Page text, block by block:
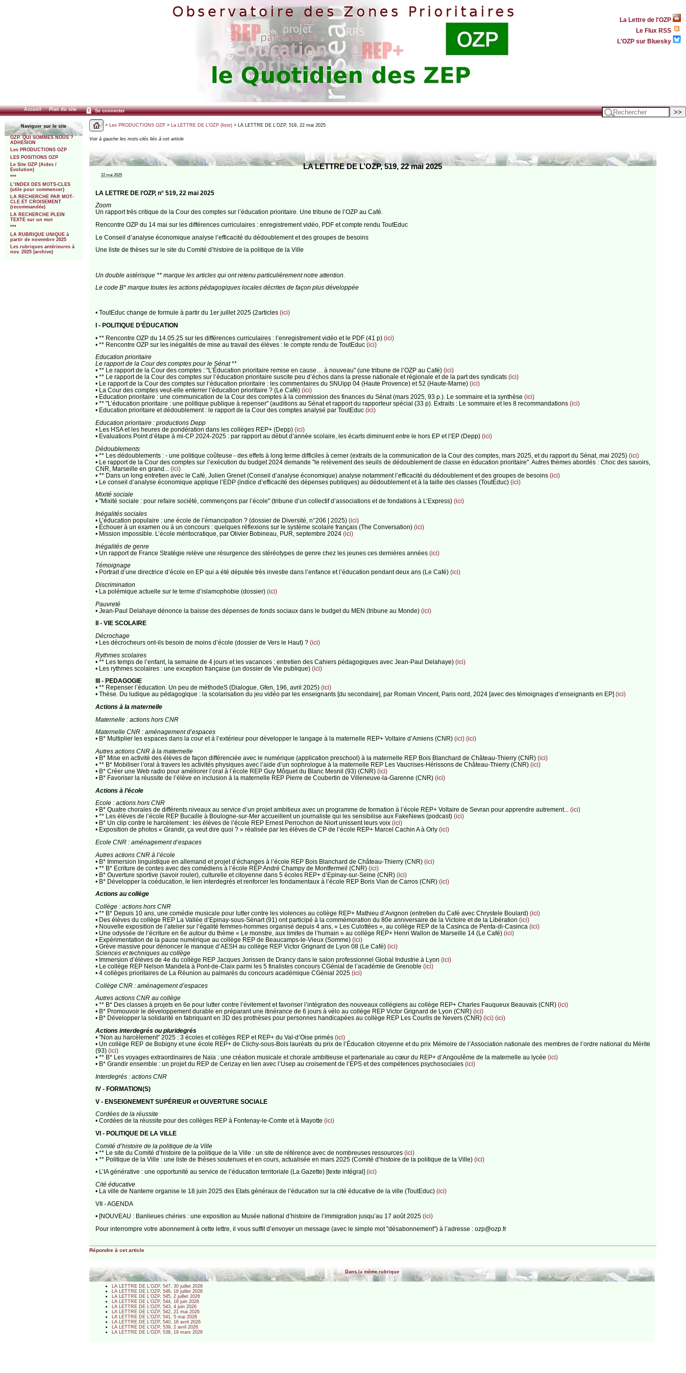
La Lettre de l'OZP
Le Flux RSS
L'OZP sur Bluesky
Accueil Plan du site Se connecter
Naviguer sur le site
OZP. QUI SOMMES NOUS ?
ADHESION
Les PRODUCTIONS OZP
LES POSITIONS OZP
Le Site OZP (Aides /
Evolution)
***
L’INDEX DES MOTS-CLES
(utile pour commencer)
LA RECHERCHE PAR MOT-
CLE ET CROISEMENT
(recommandée)
LA RECHERCHE PLEIN
TEXTE sur un mot
***
LA RUBRIQUE UNIQUE à
partir de novembre 2025
Les rubriques antérieures à
nov. 2025 (archive)
> Les PRODUCTIONS OZP> La LETTRE DE L’OZP (liste)> LA LETTRE DE L’OZP, 519, 22 mai 2025
Voir à gauche les mots-clés liés à cet article
LA LETTRE DE L’OZP, 519, 22 mai 2025
22 mai 2025
LA LETTRE DE l’OZP, n° 519, 22 mai 2025
Zoom
Un rapport très critique de la Cour des comptes sur l’éducation prioritaire. Une tribune de l’OZP au Café.
Rencontre OZP du 14 mai sur les différences curriculaires : enregistrement vidéo, PDF et compte rendu ToutEduc
Le Conseil d’analyse économique analyse l’efficacité du dédoublement et des groupes de besoins
Une liste de thèses sur le site du Comité d’histoire de la politique de la Ville
Un double astérisque ** marque les articles qui ont retenu particulièrement notre attention.
Le code B* marque toutes les actions pédagogiques locales décrites de façon plus développée
• ToutEduc change de formule à partir du 1er juillet 2025 (2articles (ici)
I - POLITIQUE D’ÉDUCATION
• ** Rencontre OZP du 14.05.25 sur les différences curriculaires : l’enregistrement vidéo et le PDF (41 p) (ici)
• ** Rencontre OZP sur les inégalités de mise au travail des élèves : le compte rendu de ToutEduc (ici)
Education prioritaire
Le rapport de la Cour des comptes pour le Sénat**
• ** Le rapport de la Cour des comptes : "L’Éducation prioritaire remise en cause… à nouveau" (une tribune de l’OZP au Café) (ici)
• ** Le rapport de la Cour des comptes sur l’éducation prioritaire suscite peu d’échos dans la presse nationale et régionale et de la part des syndicats (ici)
• Le rapport de la Cour des comptes sur l’éducation prioritaire : les commentaires du SNUipp 04 (Haute Provence) et 52 (Haute-Marne) (ici)
• La Cour des comptes veut-elle enterrer l’éducation prioritaire ? (Le Café) (ici)
• Education prioritaire : une communication de la Cour des comptes à la commission des finances du Sénat (mars 2025, 93 p.). Le sommaire et la synthèse (ici)
• ** "L’éducation prioritaire : une politique publique à repenser" (auditions au Sénat et rapport du rapporteur spécial (33 p). Extraits : Le sommaire et les 8 recommandations (ici)
• Education prioritaire et dédoublement : le rapport de la Cour des comptes analysé par ToutEduc (ici)
Education prioritaire : productions Depp
• Les HSA et les heures de pondération dans les collèges REP+ (Depp) (ici)
• Evaluations Point d’étape à mi-CP 2024-2025 : par rapport au début d’année scolaire, les écarts diminuent entre le hors EP et l’EP (Depp) (ici)
Dédoublements
• ** Les dédoublements : - une politique coûteuse - des effets à long terme difficiles à cerner (extraits de la communication de la Cour des comptes, mars 2025, et du rapport du Sénat, mai 2025) (ici)
• Le rapport de la Cour des comptes sur l’exécution du budget 2024 demande "le relèvement des seuils de dédoublement de classe en éducation prioritaire". Autres thèmes abordés : Choc des savoirs,
CNR, Marseille en grand... (ici)
• ** Dans un long entretien avec le Café, Julien Grenet (Conseil d’analyse économique) analyse notamment l’efficacité du dédoublement et des groupes de besoins (ici)
• Le conseil d’analyse économique applique l’EDP (indice d’efficacité des dépenses publiques) au dédoublement et à la taille des classes (ToutEduc) (ici)
Mixité sociale
• "Mixité sociale : pour refaire société, commençons par l’école" (tribune d’un collectif d’associations et de fondations à L’Express) (ici)
Inégalités sociales
• L’éducation populaire : une école de l’émancipation ? (dossier de Diversité, n°206 | 2025) (ici)
• Échouer à un examen ou à un concours : quelques réflexions sur le système scolaire français (The Conversation) (ici)
• Mission impossible. L’école méritocratique, par Olivier Bobineau, PUR, septembre 2024 (ici)
Inégalités de genre
• Un rapport de France Stratégie relève une résurgence des stéréotypes de genre chez les jeunes ces dernières années (ici)
Témoignage
• Portrait d’une directrice d’école en EP qui a été députée très investie dans l’enfance et l’éducation pendant deux ans (Le Café) (ici)
Discrimination
• La polémique actuelle sur le terme d’islamophobie (dossier) (ici)
Pauvreté
• Jean-Paul Delahaye dénonce la baisse des dépenses de fonds sociaux dans le budget du MEN (tribune au Monde) (ici)
II - VIE SCOLAIRE
Décrochage
• Les décrocheurs ont-ils besoin de moins d’école (dossier de Vers le Haut) ? (ici)
Rythmes scolaires
• ** Les temps de l’enfant, la semaine de 4 jours et les vacances : entretien des Cahiers pédagogiques avec Jean-Paul Delahaye) (ici)
• Les rythmes scolaires : une exception française (un dossier de Vie publique) (ici)
III - PEDAGOGIE
• ** Repenser l’éducation. Un peu de méthodeS (Dialogue, Gfen, 196, avril 2025) (ici)
• Thèse. Du ludique au pédagogique : la scolarisation du jeu vidéo par les enseignants [du secondaire], par Romain Vincent, Paris nord, 2024 [avec des témoignages d’enseignants en EP] (ici)
Actions à la maternelle
Maternelle : actions hors CNR
Maternelle CNR : aménagement d’espaces
• B* Multiplier les espaces dans la cour et à l’extérieur pour développer le langage à la maternelle REP+ Voltaire d’Amiens (CNR) (ici) (ici)
Autres actions CNR à la maternelle
• B* Mise en activité des élèves de façon différenciée avec le numérique (application preschool) à la maternelle REP Bois Blanchard de Château-Thierry (CNR) (ici)
• ** B* Mobiliser l’oral à travers les activités physiques avec l’aide d’un sophrologue à la maternelle REP Les Vaucrises-Hérissons de Château-Thierry (CNR) (ici)
• B* Créer une Web radio pour améliorer l’oral à l’école REP Guy Môquet du Blanc Mesnil (93) (CNR) (ici)
• B* Favoriser la réussite de l’élève en inclusion à la maternelle REP Pierre de Coubertin de Villeneuve-la-Garenne (CNR) (ici)
Actions à l’école
Ecole : actions hors CNR
• B* Quatre chorales de différents niveaux au service d’un projet ambitieux avec un programme de formation à l’école REP+ Voltaire de Sevran pour apprendre autrement... (ici)
• ** Les élèves de l’école REP Bucaille à Boulogne-sur-Mer accueillent un journaliste qui les sensibilise aux FakeNews (podcast) (ici)
• B* Un clip contre le harcèlement : les élèves de l’école REP Ernest Perrochon de Niort unissent leurs voix (ici)
• Exposition de photos « Grandir, ça veut dire quoi ? » réalisée par les élèves de CP de l’école REP+ Marcel Cachin A à Orly (ici)
Ecole CNR : aménagement d’espaces
Autres actions CNR à l’école
• B* Immersion linguistique en allemand et projet d’échanges à l’école REP Bois Blanchard de Château-Thierry (CNR) (ici)
• ** B* Ecriture de contes avec des comédiens à l’école REP André Champy de Montfermeil (CNR) (ici)
• B* Ouverture sportive (savoir rouler), culturelle et citoyenne dans 5 écoles REP+ d’Epinay-sur-Seine (CNR) (ici)
• B* Développer la coéducation, le lien interdegrés et renforcer les fondamentaux à l’école REP Boris Vian de Carros (CNR) (ici)
Actions au collège
Collège : actions hors CNR
• ** B* Depuis 10 ans, une comédie musicale pour lutter contre les violences au collège REP+ Mathieu d’Avignon (entretien du Café avec Chrystele Boulard) (ici)
• Des élèves du collège REP La Vallée d’Epinay-sous-Sénart (91) ont participé à la commémoration du 80e anniversaire de la Victoire et de la Libération (ici)
• Nouvelle exposition de l’atelier sur l’égalité femmes-hommes organisé depuis 4 ans, « Les Culottées », au collège REP de la Casinca de Penta-di-Casinca (ici)
• Une odyssée de l’écriture en 6e autour du thème « Le monstre, aux limites de l’humain » au collège REP+ Henri Wallon de Marseille 14 (Le Café) (ici)
• Expérimentation de la pause numérique au collège REP de Beaucamps-le-Vieux (Somme) (ici)
• Grève massive pour dénoncer le manque d’AESH au collège REP Victor Grignard de Lyon 08 (Le Café) (ici)
Sciences et techniques au collège
• Immersion d’élèves de 4e du collège REP Jacques Jorissen de Drancy dans le salon professionnel Global Industrie à Lyon (ici)
• Le collège REP Nelson Mandela à Pont-de-Claix parmi les 5 finalistes concours CGénial de l’académie de Grenoble (ici)
• 4 collèges prioritaires de La Réunion au palmarès du concours académique CGénial 2025 (ici)
Collège CNR : aménagement d’espaces
Autres actions CNR au collège
• ** B* Des classes à projets en 6e pour lutter contre l’évitement et favoriser l’intégration des nouveaux collégiens au collège REP+ Charles Fauqueux Beauvais (CNR) (ici)
• B* Promouvoir le développement durable en préparant une itinérance de 6 jours à vélo au collège REP Victor Grignard de Lyon (CNR) (ici)
• B* Développer la solidarité en fabriquant en 3D des prothèses pour personnes handicapées au collège REP Les Courlis de Nevers (CNR) (ici) (ici)
Actions interdegrés ou pluridegrés
• "Non au harcèlement" 2025 : 3 écoles et collèges REP et REP+ du Val-d’Oise primés (ici)
• Un collège REP de Bobigny et une école REP+ de Clichy-sous-Bois lauréats du prix de l’Éducation citoyenne et du prix Mémoire de l’Association nationale des membres de l’ordre national du Mérite
(93) (ici)
• ** B* Les voyages extraordinaires de Naïa : une création musicale et chorale ambitieuse et partenariale au cœur du REP+ d’Angoulême de la maternelle au lycée (ici)
• B* Grandir ensemble : un projet du REP de Cerizay en lien avec l’Usep au croisement de l’EPS et des compétences psychosociales (ici)
Interdegrés : actions CNR
IV - FORMATION(S)
V - ENSEIGNEMENT SUPÉRIEUR et OUVERTURE SOCIALE
Cordées de la réussite
• Cordées de la réussite pour des collèges REP à Fontenay-le-Comte et à Mayotte (ici)
VI - POLITIQUE DE LA VILLE
Comité d’histoire de la politique de la Ville
• ** Le site du Comité d’histoire de la politique de la Ville : un site de référence avec de nombreuses ressources (ici)
• ** Politique de la Ville : une liste de thèses soutenues et en cours, actualisée en mars 2025 (Comité d’histoire de la politique de la Ville) (ici)
• L’IA générative : une opportunité au service de l’éducation territoriale (La Gazette) [texte intégral] (ici)
Cité éducative
• La ville de Nanterre organise le 18 juin 2025 des Etats généraux de l’éducation sur la cité éducative de la ville (ToutEduc) (ici)
VII - AGENDA
• [NOUVEAU : Banlieues chéries : une exposition au Musée national d’histoire de l’immigration jusqu’au 17 août 2025 (ici)
Pour interrompre votre abonnement à cette lettre, il vous suffit d’envoyer un message (avec le simple mot "désabonnement") à l’adresse : ozp@ozp.fr
Répondre à cet article
Dans la même rubrique
LA LETTRE DE L’OZP, 547, 30 juillet 2026
LA LETTRE DE L’OZP, 546, 16 juillet 2026
LA LETTRE DE L’OZP, 545, 2 juillet 2026
LA LETTRE DE L’OZP, 544, 18 juin 2026
LA LETTRE DE L’OZP, 543, 4 juin 2026
LA LETTRE DE L’OZP, 542, 21 mai 2026
LA LETTRE DE L’OZP, 541, 5 mai 2026
LA LETTRE DE L’OZP, 540, 16 avril 2026
LA LETTRE DE L’OZP, 539, 2 avril 2026
LA LETTRE DE L’OZP, 538, 19 mars 2026